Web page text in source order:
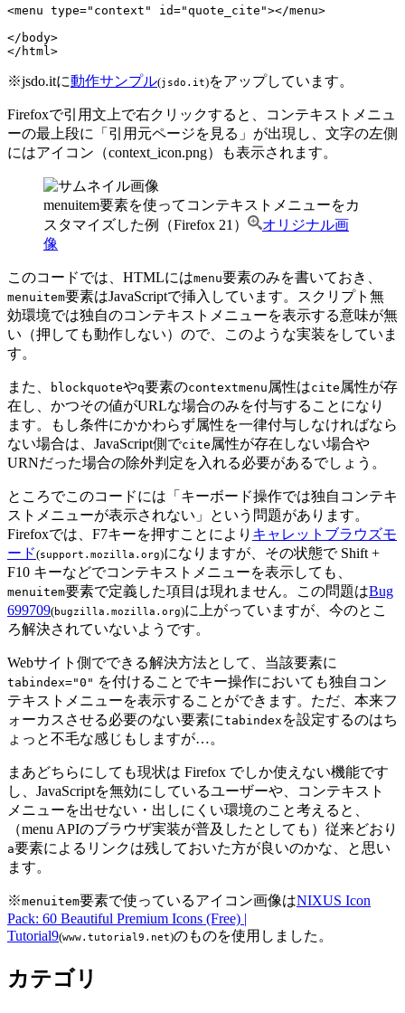
<menu type="context" id="quote_cite"></menu>
</ body>
</ html>
※jsdo.itに動作サンプル(jsdo.it)をアップしています。
Firefoxで引用文上で右クリックすると、コンテキストメニュ
ーの最上段に「引用元ページを見る」が出現し、文字の左側
にはアイコン（context_icon.png）も表示されます。
menuitem要素を使ってコンテキストメニューをカ
スタマイズした例（Firefox 21）
オリジナル画
像
このコードでは、HTMLにはmenu要素のみを書いておき、
menuitem要素はJavaScriptで挿入しています。スクリプト無
効環境では独自のコンテキストメニューを表示する意味が無
い（押しても動作しない）ので、このような実装をしていま
す。
また、 blockquoteやq要素のcontextmenu 属性はcite 属性が存
在し、かつその値がURLな場合のみを付与することになり
ます。もし条件にかかわらず属性を一律付与しなければなら
ない場合は、JavaScript側でcite 属性が存在しない場合や
URNだった場合の除外判定を入れる必要があるでしょう。
ところでこのコードには「キーボード操作では独自コンテキ
ストメニューが表示されない」という問題があります。
Firefoxでは、F7キーを押すことにより キャレットブラウズモ
ード(support.mozilla.org)になりますが、その状態で Shift +
F10 キーなどでコンテキストメニューを表示しても、
menuitem要素で定義した項目は現れません。この問題はBug
699709(bugzilla.mozilla.org)に上がっていますが、今のとこ
ろ解決されていないようです。
Webサイト側でできる解決方法として、当該要素に
tabindex="0" を付けることでキー操作においても独自コン
テキストメニューを表示することができます。ただ、本来フ
ォーカスさせる必要のない要素にtabindex を設定するのはち
ょっと不毛な感じもしますが…。
まあどちらにしても現状は Firefox でしか使えない機能です
し、JavaScriptを無効にしているユーザーや、コンテキスト
メニューを出せない・出しにくい環境のこと考えると、
（menu APIのブラウザ実装が普及したとしても）従来どおり
a要素によるリンクは残しておいた方が良いのかな、と思い
ます。
※menuitem要素で使っているアイコン画像はNIXUS Icon
Pack: 60 Beautiful Premium Icons (Free) |
Tutorial9(www.tutorial9.net)のものを使用しました。
カテゴリ